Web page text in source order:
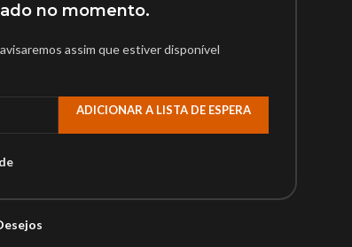
no momento.
assim que estiver disponível
ADICIONAR A LISTA DE ESPERA